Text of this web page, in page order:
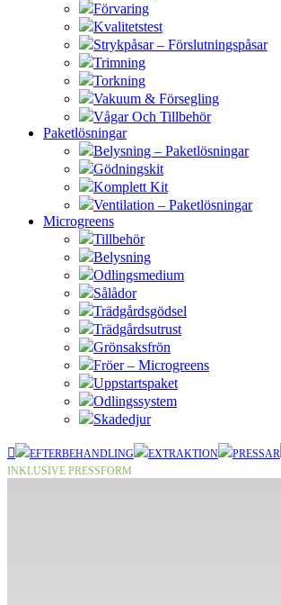
Förvaring
Kvalitetstest
Strykpåsar – Förslutningspåsar
Trimning
Torkning
Vakuum & Försegling
Vågar Och Tillbehör
Paketlösningar
Belysning – Paketlösningar
Gödningskit
Komplett Kit
Ventilation – Paketlösningar
Microgreens
Tillbehör
Belysning
Odlingsmedium
Sålådor
Trädgårdsgödsel
Trädgårdsutrust
Grönsaksfrön
Fröer – Microgreens
Uppstartspaket
Odlingssystem
Skadedjur
EFTERBEHANDLING EXTRAKTION PRESSAR
INKLUSIVE PRESSFORM